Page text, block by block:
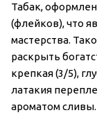
Табак,
(флейков), что
мастерства.
раскрыть
крепкая (3/5),
латакия
ароматом сливы.